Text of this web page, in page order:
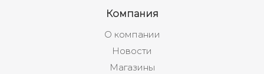
Компания
О компании
Новости
Магазины